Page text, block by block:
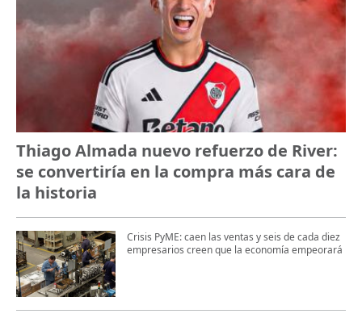
Thiago Almada nuevo refuerzo de River:
se convertiría en la compra más cara de
la historia
Crisis PyME: caen las ventas y seis de cada diez
empresarios creen que la economía empeorará